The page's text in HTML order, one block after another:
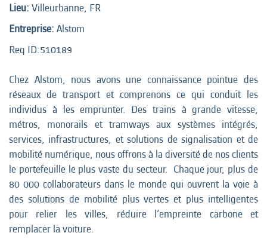
Lieu: Villeurbanne, FR
Entreprise: Alstom
Req ID:510189
Chez Alstom, nous avons une connaissance pointue des
réseaux de transport et comprenons ce qui conduit les
individus à les emprunter. Des trains à grande vitesse,
métros, monorails et tramways aux systèmes intégrés,
services, infrastructures, et solutions de signalisation et de
mobilité numérique, nous offrons à la diversité de nos clients
le portefeuille le plus vaste du secteur. Chaque jour, plus de
80 000 collaborateurs dans le monde qui ouvrent la voie à
des solutions de mobilité plus vertes et plus intelligentes
pour relier les villes, réduire l’empreinte carbone et
remplacer la voiture.